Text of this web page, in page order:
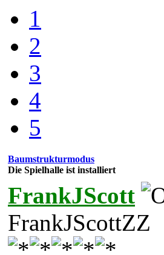
1
2
3
4
5
Baumstrukturmodus
Die Spielhalle ist installiert
FrankJScott
FrankJScottZZ